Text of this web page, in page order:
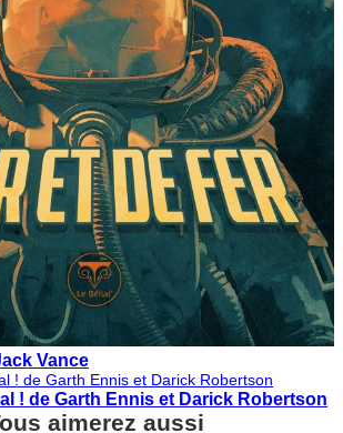
Vance
! de Garth Ennis et Darick Robertson
aimerez aussi